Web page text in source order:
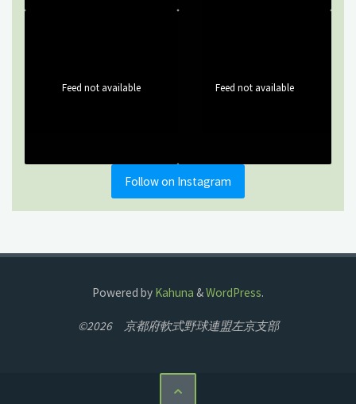
Feed not available Feed not available
Follow on Instagram
Powered by Kahuna &WordPress.
©2026 京都府軟式野球連盟左京支部